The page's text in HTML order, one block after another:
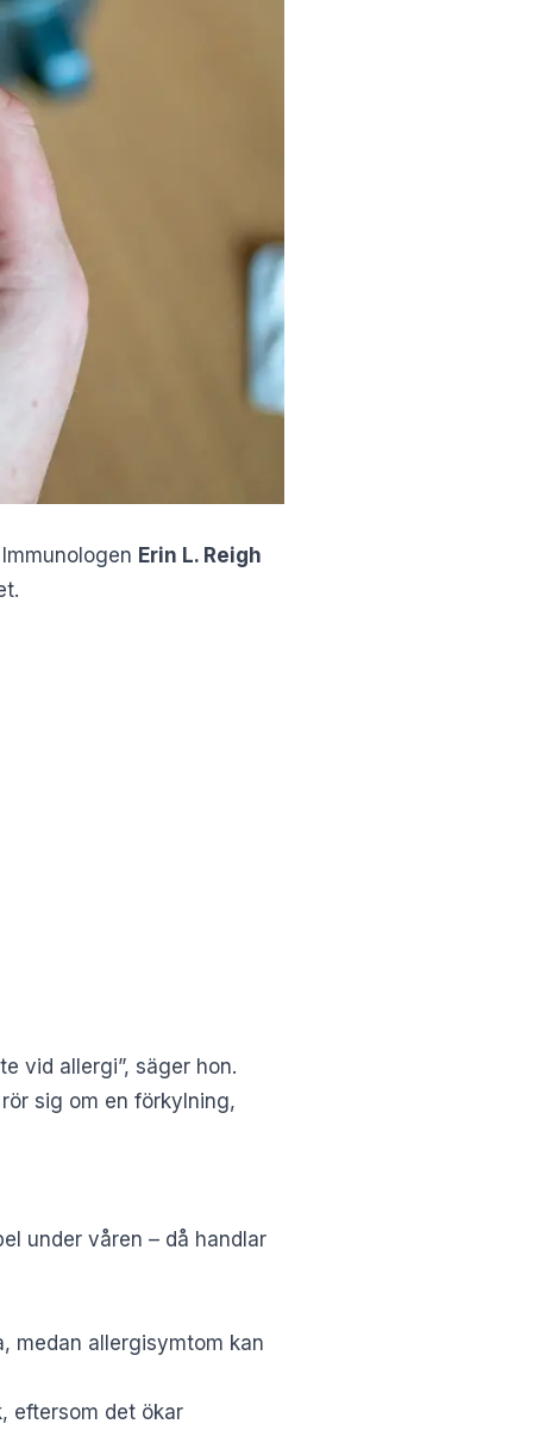
Erin L. Reigh
vid allergi”, säger hon.
sig om en förkylning,
under våren – då handlar
medan allergisymtom kan
eftersom det ökar